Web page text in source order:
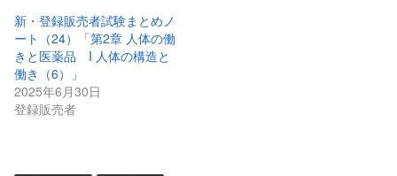
新・登録販売者試験まとめノ
ート（24）「第2章 人体の働
きと医薬品 I 人体の構造と
働き（6）」
2025年6月30日
登録販売者